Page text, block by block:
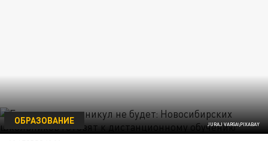
JURAJ VARGA\PIXABAY
ОБРАЗОВАНИЕ